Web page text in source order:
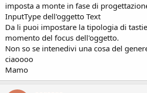
imposta a monte in fase di
InputType dell'oggetto Text
Da li puoi impostare la tipologia di
momento del focus dell'oggetto.
Non so se intenedivi una cosa del
ciaoooo
Mamo